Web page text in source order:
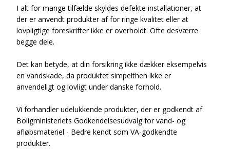
I alt for mange tilfælde skyldes defekte installationer, at
der er anvendt produkter af for ringe kvalitet eller at
lovpligtige foreskrifter ikke er overholdt. Ofte desværre
begge dele.
Det kan betyde, at din forsikring ikke dækker eksempelvis
en vandskade, da produktet simpelthen ikke er
anvendeligt og lovligt under danske forhold.
Vi forhandler udelukkende produkter, der er godkendt af
Boligministeriets Godkendelsesudvalg for vand- og
afløbsmateriel - Bedre kendt som VA-godkendte
produkter.